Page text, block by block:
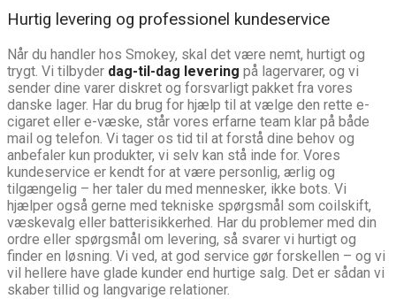
Hurtig levering og professionel kundeservice
Når du handler hos Smokey, skal det være nemt, hurtigt og
trygt. Vi tilbyder dag-til-dag levering på lagervarer, og vi
sender dine varer diskret og forsvarligt pakket fra vores
danske lager. Har du brug for hjælp til at vælge den rette e-
cigaret eller e-væske, står vores erfarne team klar på både
mail og telefon. Vi tager os tid til at forstå dine behov og
anbefaler kun produkter, vi selv kan stå inde for. Vores
kundeservice er kendt for at være personlig, ærlig og
tilgængelig – her taler du med mennesker, ikke bots. Vi
hjælper også gerne med tekniske spørgsmål som coilskift,
væskevalg eller batterisikkerhed. Har du problemer med din
ordre eller spørgsmål om levering, så svarer vi hurtigt og
finder en løsning. Vi ved, at god service gør forskellen – og vi
vil hellere have glade kunder end hurtige salg. Det er sådan vi
skaber tillid og langvarige relationer.